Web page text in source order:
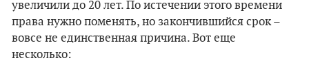
увеличили до 20 лет. По истечении этого времени
права нужно поменять, но закончившийся срок –
вовсе не единственная причина. Вот еще
несколько: